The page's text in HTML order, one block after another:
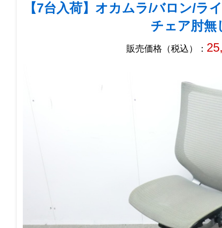
【7台入荷】オカムラ/バロン/ラ
チェア肘無
販売価格（税込）：